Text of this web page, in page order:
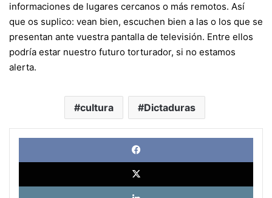
informaciones de lugares cercanos o más remotos. Así
que os suplico: vean bien, escuchen bien a las o los que se
presentan ante vuestra pantalla de televisión. Entre ellos
podría estar nuestro futuro torturador, si no estamos
alerta.
cultura Dictaduras
X